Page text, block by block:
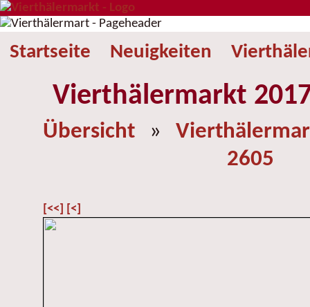
Startseite Neuigkeiten
Vierthälermarkt
Übersicht »
2605
[<<] [<]